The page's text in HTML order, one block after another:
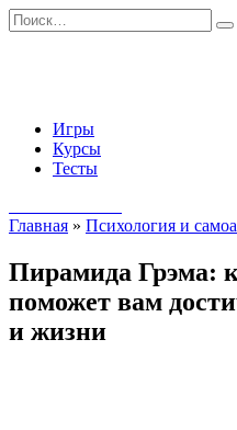
Перейти
к
Search
for:
Игры
Курсы
Тесты
Главная » Психология и
Пирамида Грэма:
поможет вам
и жизни